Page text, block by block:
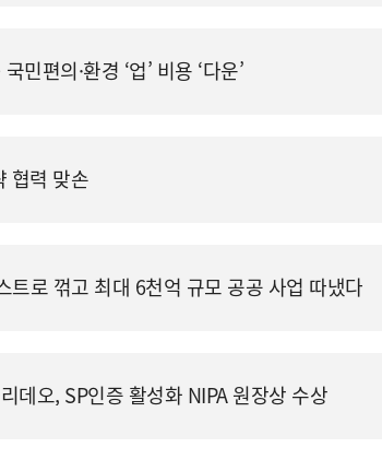
편의·환경 ‘업’ 비용 ‘다운’
협력 맞손
트로 꺾고 최대 6천억 규모 공공 사업 따냈다
데오, SP인증 활성화 NIPA 원장상 수상